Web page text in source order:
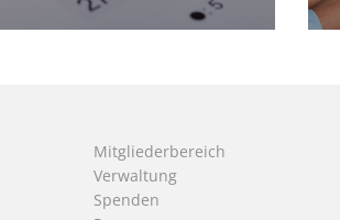
Mitgliederbereich
Verwaltung
Spenden